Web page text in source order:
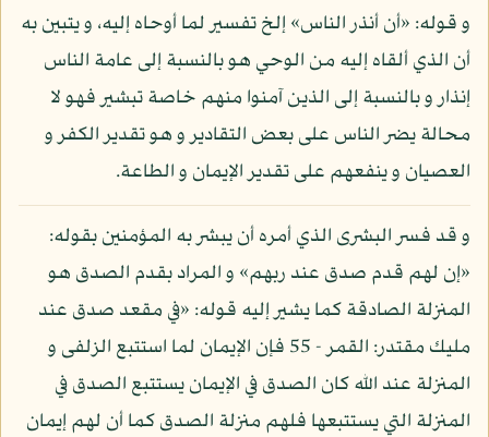
و قوله: «أن أنذر الناس» إلخ تفسير لما أوحاه إليه، و يتبين به
أن الذي ألقاه إليه من الوحي هو بالنسبة إلى عامة الناس
إنذار و بالنسبة إلى الذين آمنوا منهم خاصة تبشير فهو لا
محالة يضر الناس على بعض التقادير و هو تقدير الكفر و
العصيان و ينفعهم على تقدير الإيمان و الطاعة.
و قد فسر البشرى الذي أمره أن يبشر به المؤمنين بقوله:
«إن لهم قدم صدق عند ربهم» و المراد بقدم الصدق هو
المنزلة الصادقة كما يشير إليه قوله: «في مقعد صدق عند
مليك مقتدر: القمر - 55 فإن الإيمان لما استتبع الزلفى و
المنزلة عند الله كان الصدق في الإيمان يستتبع الصدق في
المنزلة التي يستتبعها فلهم منزلة الصدق كما أن لهم إيمان